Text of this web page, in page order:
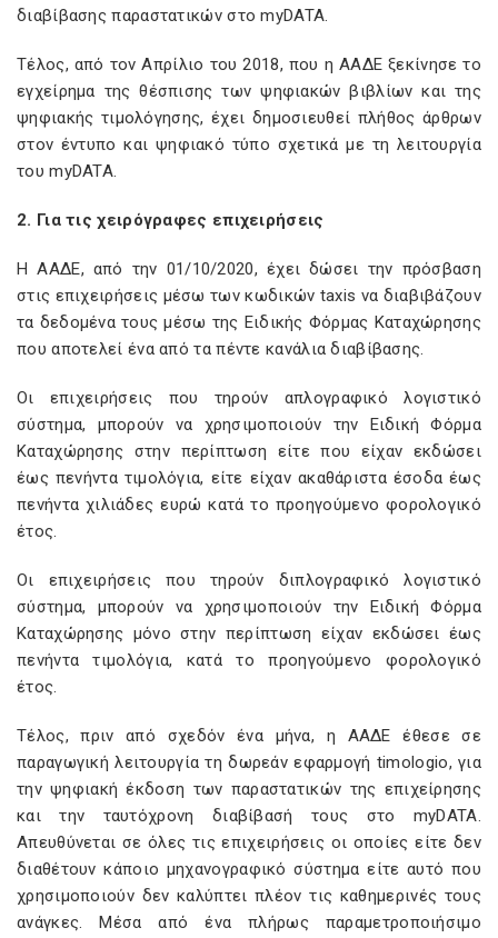
διαβίβασης παραστατικών στο myDATA.
Τέλος, από τον Απρίλιο του 2018, που η ΑΑΔΕ ξεκίνησε το
εγχείρημα της θέσπισης των ψηφιακών βιβλίων και της
ψηφιακής τιμολόγησης, έχει δημοσιευθεί πλήθος άρθρων
στον έντυπο και ψηφιακό τύπο σχετικά με τη λειτουργία
του myDATA.
2. Για τις χειρόγραφες επιχειρήσεις
Η ΑΑΔΕ, από την 01/10/2020, έχει δώσει την πρόσβαση
στις επιχειρήσεις μέσω των κωδικών taxis να διαβιβάζουν
τα δεδομένα τους μέσω της Ειδικής Φόρμας Καταχώρησης
που αποτελεί ένα από τα πέντε κανάλια διαβίβασης.
Οι επιχειρήσεις που τηρούν απλογραφικό λογιστικό
σύστημα, μπορούν να χρησιμοποιούν την Ειδική Φόρμα
Καταχώρησης στην περίπτωση είτε που είχαν εκδώσει
έως πενήντα τιμολόγια, είτε είχαν ακαθάριστα έσοδα έως
πενήντα χιλιάδες ευρώ κατά το προηγούμενο φορολογικό
έτος.
Οι επιχειρήσεις που τηρούν διπλογραφικό λογιστικό
σύστημα, μπορούν να χρησιμοποιούν την Ειδική Φόρμα
Καταχώρησης μόνο στην περίπτωση είχαν εκδώσει έως
πενήντα τιμολόγια, κατά το προηγούμενο φορολογικό
έτος.
Τέλος, πριν από σχεδόν ένα μήνα, η ΑΑΔΕ έθεσε σε
παραγωγική λειτουργία τη δωρεάν εφαρμογή timologio, για
την ψηφιακή έκδοση των παραστατικών της επιχείρησης
και την ταυτόχρονη διαβίβασή τους στo myDATA.
Απευθύνεται σε όλες τις επιχειρήσεις οι οποίες είτε δεν
διαθέτουν κάποιο μηχανογραφικό σύστημα είτε αυτό που
χρησιμοποιούν δεν καλύπτει πλέον τις καθημερινές τους
ανάγκες. Μέσα από ένα πλήρως παραμετροποιήσιμο